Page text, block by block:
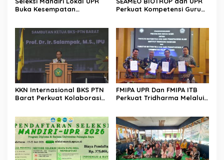
Buka Kesempatan
Perkuat Kompetensi Guru
KKN Internasional BKS PTN
Barat Perkuat Kolaborasi
FMIPA UPR Dan FMIPA ITB
Perkuat Tridharma Melalui